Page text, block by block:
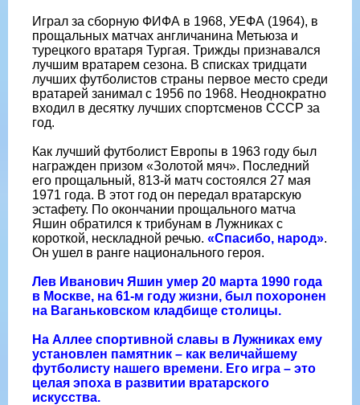
Играл за сборную ФИФА в 1968, УЕФА (1964), в
прощальных матчах англичанина Метьюза и
турецкого вратаря Тургая. Трижды признавался
лучшим вратарем сезона. В списках тридцати
лучших футболистов страны первое место среди
вратарей занимал с 1956 по 1968. Неоднократно
входил в десятку лучших спортсменов СССР за
год.
Как лучший футболист Европы в 1963 году был
награжден призом «Золотой мяч». Последний
его прощальный, 813-й матч состоялся 27 мая
1971 года. В этот год он передал вратарскую
эстафету. По окончании прощального матча
Яшин обратился к трибунам в Лужниках с
короткой, нескладной речью. «Спасибо, народ».
Он ушел в ранге национального героя.
Лев Иванович Яшин умер 20 марта 1990 года
в Москве, на 61-м году жизни, был похоронен
на Ваганьковском кладбище столицы.
На Аллее спортивной славы в Лужниках ему
установлен памятник – как величайшему
футболисту нашего времени. Его игра – это
целая эпоха в развитии вратарского
искусства.